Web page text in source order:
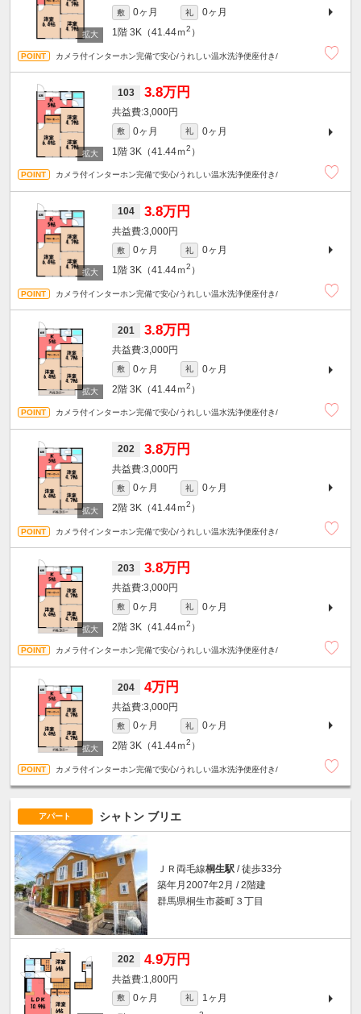
敷 0ヶ月 礼
0ヶ月
1階 3K（41.44ｍ2 ）
カメラ付インターホン完備で安心/うれしい温水洗浄便座付き/
103 3.8万円
3,000円
敷 0ヶ月 礼
0ヶ月
1階 3K（41.44ｍ2 ）
カメラ付インターホン完備で安心/うれしい温水洗浄便座付き/
104 3.8万円
3,000円
敷 0ヶ月 礼
0ヶ月
1階 3K（41.44ｍ2 ）
カメラ付インターホン完備で安心/うれしい温水洗浄便座付き/
201 3.8万円
3,000円
敷 0ヶ月 礼
0ヶ月
2階 3K（41.44ｍ2 ）
カメラ付インターホン完備で安心/うれしい温水洗浄便座付き/
202 3.8万円
3,000円
敷 0ヶ月 礼
0ヶ月
2階 3K（41.44ｍ2 ）
カメラ付インターホン完備で安心/うれしい温水洗浄便座付き/
203 3.8万円
3,000円
敷 0ヶ月 礼
0ヶ月
2階 3K（41.44ｍ2 ）
カメラ付インターホン完備で安心/うれしい温水洗浄便座付き/
204 4万円
3,000円
敷 0ヶ月 礼
0ヶ月
2階 3K（41.44ｍ2 ）
カメラ付インターホン完備で安心/うれしい温水洗浄便座付き/
アパート シャトン ブリエ
ＪＲ両毛線桐生駅 / 徒歩33分
築年月2007年2月 / 2階建
群馬県桐生市菱町３丁目
202 4.9万円
1,800円
敷 0ヶ月 礼
1ヶ月